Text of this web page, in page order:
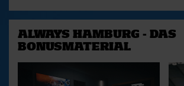
ALWAYS HAMBURG - DAS
BONUSMATERIAL